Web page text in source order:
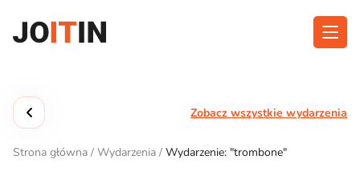
treści
FunkcjonalnośćZobacz wszystkie wydarzenia
Strona główna / Wydarzenia / Wydarzenie: "trombone"